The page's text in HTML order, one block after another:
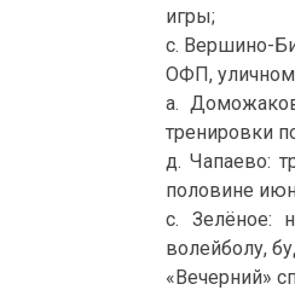
игры;
с. Вершино-
ОФП,
а.
тренировки
д. Чапаево:
половине
с. Зелёное:
волейболу,
«Вечерний»